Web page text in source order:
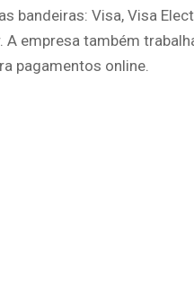
bandeiras: Visa, Visa
A empresa também
pagamentos online.